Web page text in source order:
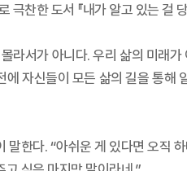
극찬한 도서 『내가 알고 있는
라서가 아니다. 우리 삶의 미
자신들이 모든 삶의 길을 통
말한다. “아쉬운 게 있다면 오